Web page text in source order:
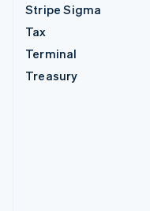
Stripe Sigma
Tax
Terminal
Treasury